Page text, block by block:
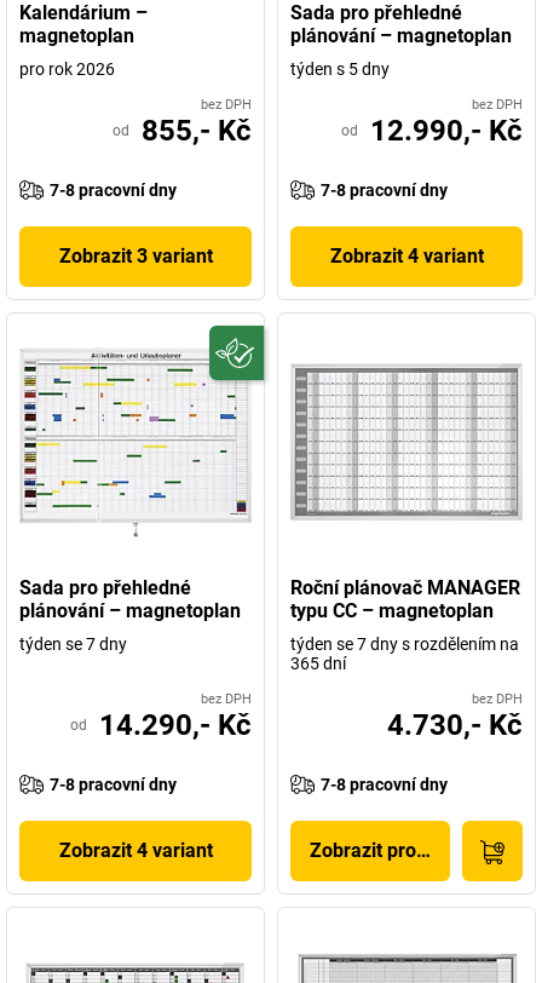
Kalendárium –
magnetoplan
pro rok 2026
bez DPH
od 855,- Kč
7-8 pracovní dny
Zobrazit 3 variant
Sada pro přehledné
plánování – magnetoplan
týden s 5 dny
bez DPH
od 12.990,- Kč
7-8 pracovní dny
Zobrazit 4 variant
Sada pro přehledné
plánování – magnetoplan
týden se 7 dny
bez DPH
od 14.290,- Kč
7-8 pracovní dny
Zobrazit 4 variant
Roční plánovač MANAGER
typu CC – magnetoplan
týden se 7 dny s rozdělením na
365 dní
bez DPH
4.730,- Kč
7-8 pracovní dny
Zobrazit produkt